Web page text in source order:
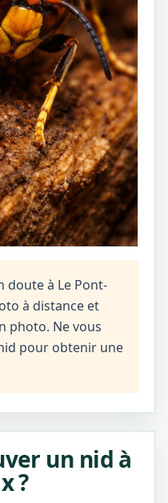
doute à Le Pont-
à distance et
photo. Ne vous
pour obtenir une
un nid à
?